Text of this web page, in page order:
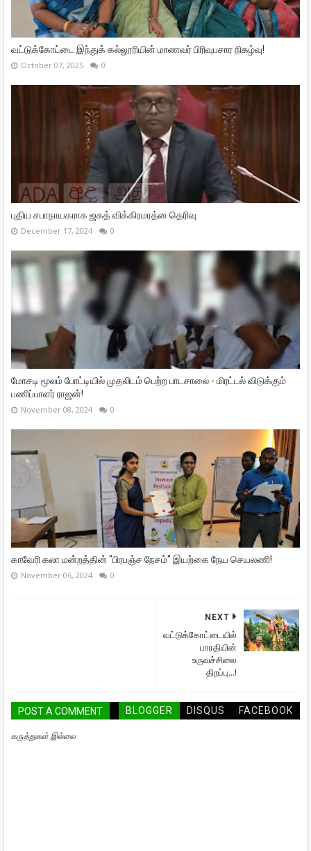
வட்டுக்கோட்டை இந்துக் கல்லூரியின் மாணவர் பிரிவுபசார நிகழ்வு!
October 07, 2025 0
புதிய சபாநாயகராக ஜகத் விக்கிரமரத்ன தெரிவு
December 17, 2024 0
மோசடி மூலம் போட்டியில் முதலிடம் பெற்ற பாடசாலை - மிரட்டல் விடுக்கும்
பணிப்பாளர் ராஜன்!
November 08, 2024 0
காவேரி கலா மன்றத்தின் "பிரபஞ்ச நேசம்" இயற்கை நேய செயலணி!
November 06, 2024 0
NEXT
வட்டுக்கோட்டையில்
பாரதியின்
உருவச்சிலை
திறப்பு...!
POST A COMMENT BLOGGER DISQUS FACEBOOK
கருத்துகள் இல்லை